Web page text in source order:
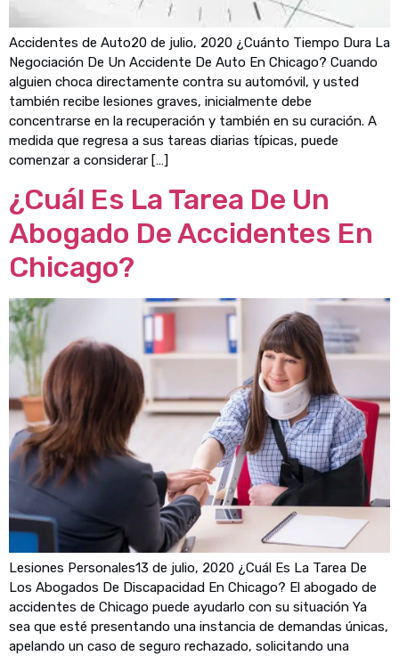
Accidentes de Auto20 de julio, 2020 ¿Cuánto Tiempo Dura La
Negociación De Un Accidente De Auto En Chicago? Cuando
alguien choca directamente contra su automóvil, y usted
también recibe lesiones graves, inicialmente debe
concentrarse en la recuperación y también en su curación. A
medida que regresa a sus tareas diarias típicas, puede
comenzar a considerar […]
¿Cuál Es La Tarea De Un
Abogado De Accidentes En
Chicago?
Lesiones Personales13 de julio, 2020 ¿Cuál Es La Tarea De
Los Abogados De Discapacidad En Chicago? El abogado de
accidentes de Chicago puede ayudarlo con su situación Ya
sea que esté presentando una instancia de demandas únicas,
apelando un caso de seguro rechazado, solicitando una